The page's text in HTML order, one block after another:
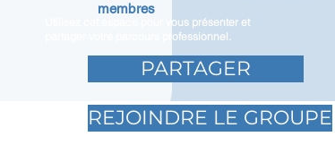
Utilisez cet espace pour vous présenter et
partager votre parcours professionnel.
membres
PARTAGER
REJOINDRE LE GROUPE